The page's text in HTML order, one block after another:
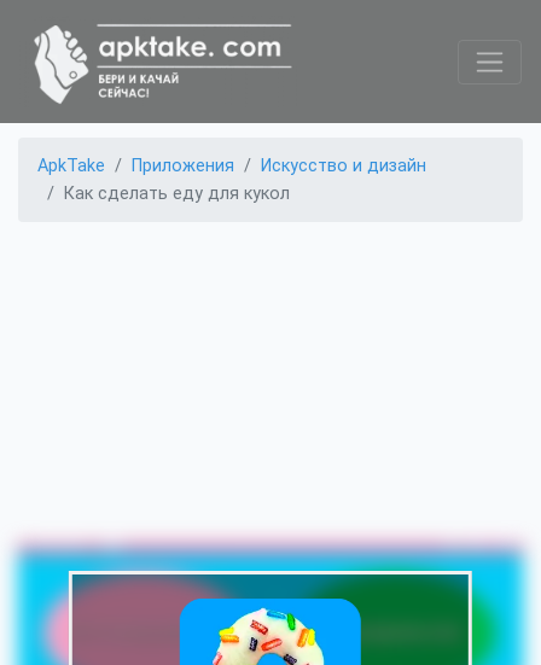
ApkTake Приложения
Искусство и дизайн
Как сделать еду для кукол